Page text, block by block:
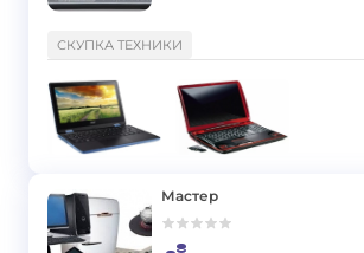
СКУПКА ТЕХНИКИ
Мастер